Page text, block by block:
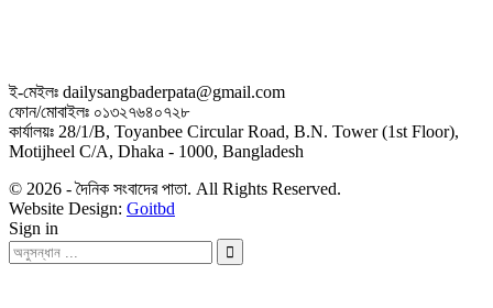
ই-মেইলঃ dailysangbaderpata@gmail.com
ফোন/মোবাইলঃ ০১৩২৭৬৪০৭২৮
কার্যালয়ঃ 28/1/B, Toyanbee Circular Road, B.N. Tower (1st Floor),
Motijheel C/A, Dhaka - 1000, Bangladesh
© 2026 - দৈনিক সংবাদের পাতা. All Rights Reserved.
Website Design: Goitbd
Sign in